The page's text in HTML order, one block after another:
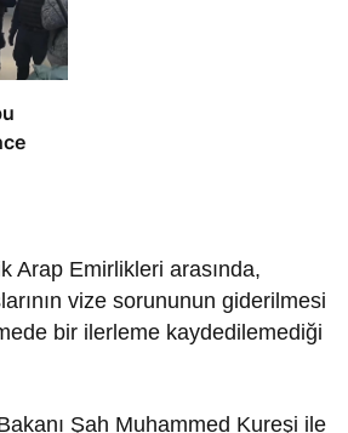
Arap Emirlikleri arasında,
vize sorununun giderilmesi
bir ilerleme kaydedilemediği
Şah Muhammed Kureşi ile